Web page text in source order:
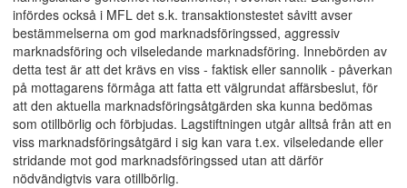
infördes också i MFL det s.k. transaktionstestet såvitt avser
bestämmelserna om god marknadsföringssed, aggressiv
marknadsföring och vilseledande marknadsföring. Innebörden av
detta test är att det krävs en viss - faktisk eller sannolik - påverkan
på mottagarens förmåga att fatta ett välgrundat affärsbeslut, för
att den aktuella marknadsföringsåtgärden ska kunna bedömas
som otillbörlig och förbjudas. Lagstiftningen utgår alltså från att en
viss marknadsföringsåtgärd i sig kan vara t.ex. vilseledande eller
stridande mot god marknadsföringssed utan att därför
nödvändigtvis vara otillbörlig.